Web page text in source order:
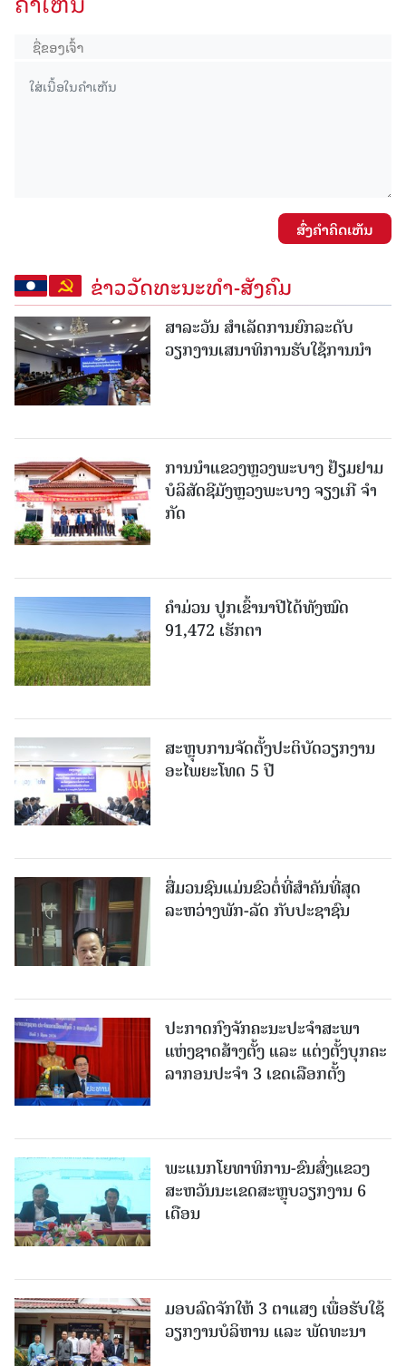
ສົ່ງຄໍາຄິດເຫັນ
ຂ່າວວັດທະນະທຳ-ສັງຄົມ
ສາລະວັນ ສໍາເລັດການຍົກລະດັບ
ວຽກງານເສນາທິການຮັບໃຊ້ການນໍາ
ການນຳແຂວງຫຼວງພະບາງ ຢ້ຽມ​ຢາມ
ບໍ​ລິ​ສັດຊີມັງຫຼວງພະບາງ ຈຽງເກີ ຈໍາ
ກັດ
ຄໍາມ່ວນ ປູກເຂົ້ານາປີໄດ້ທັງໝົດ
91,472 ເຮັກຕາ
ສະຫຼຸບການຈັດຕັ້ງປະຕິບັດວຽກງານ
ອະໄພຍະໂທດ 5 ປີ
ສື່ມວນຊົນແມ່ນຂົວຕໍ່ທີ່ສໍາຄັນທີ່ສຸດ
ລະຫວ່າງພັກ-ລັດ ກັບປະຊາຊົນ
ປະກາດກົງຈັກຄະນະປະຈໍາສະພາ
ແຫ່ງຊາດສ້າງຕັ້ງ ແລະ ແຕ່ງຕັ້ງບຸກຄະ
ລາກອນປະຈໍາ 3 ເຂດເລືອກຕັ້ງ
ພະແນກໂຍທາທິການ-ຂົນສົ່ງແຂວງ
ສະຫວັນນະເຂດສະຫຼຸບວຽກງານ 6
ເດືອນ
ມອບລົດຈັກໃຫ້ 3 ຕາແສງ ເພື່ອຮັບໃຊ້
ວຽກງານບໍລິຫານ ແລະ ພັດທະນາ